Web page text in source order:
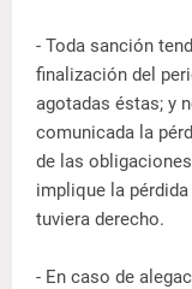
- Toda sanción
finalización del
agotadas éstas; y
comunicada la
de las
implique la
tuviera derecho.
- En caso de